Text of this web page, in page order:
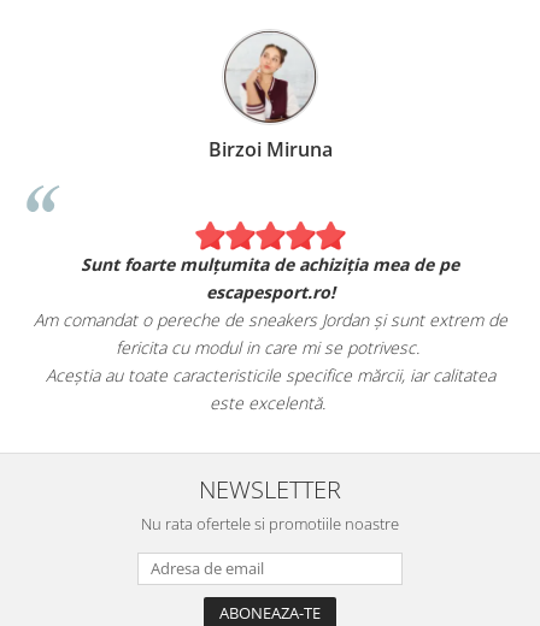
Birzoi Miruna
Sunt foarte mulțumita de achiziția mea de pe
escapesport.ro!
Am comandat o pereche de sneakers Jordan și sunt extrem de
fericita cu modul in care mi se potrivesc.
Aceștia au toate caracteristicile specifice mărcii, iar calitatea
este excelentă.
NEWSLETTER
Nu rata ofertele si promotiile noastre